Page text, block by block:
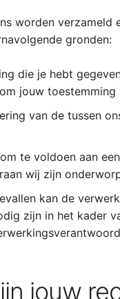
worden verzameld
gronden:
die je hebt
jouw toestemming
van de tussen
te voldoen aan
wij zijn
kan de
zijn in het kader
jouw